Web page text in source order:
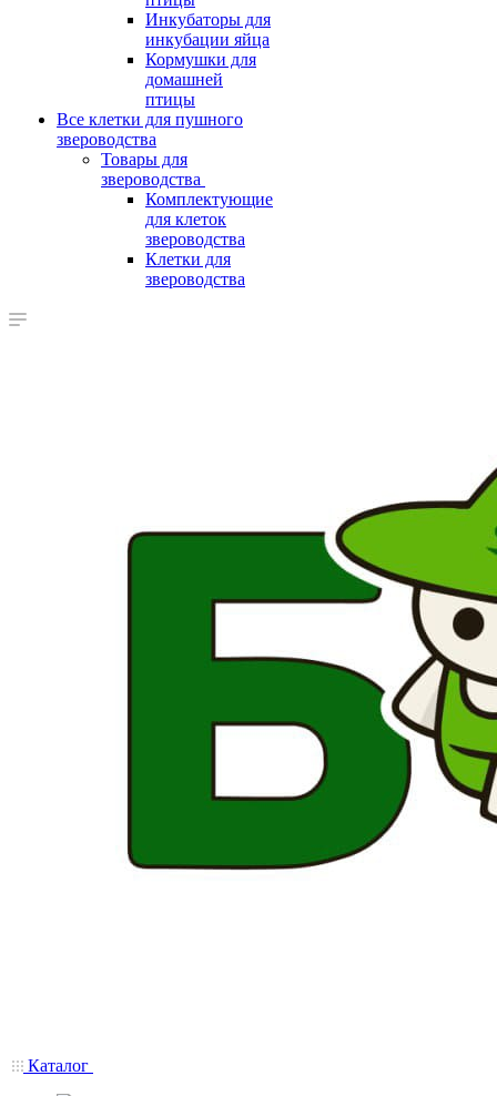
Инкубаторы для
инкубации яйца
Кормушки для
домашней
птицы
Все клетки для пушного
звероводства
Товары для
звероводства
Комплектующие
для клеток
звероводства
Клетки для
звероводства
Каталог